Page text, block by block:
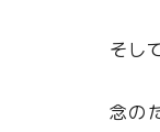
そし
念の